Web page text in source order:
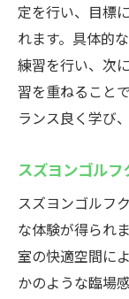
定を行い、目標
れます。具体的
練習を行い、次
習を重ねること
ランス良く学び
スズヨンゴル
スズヨンゴルフ
な体験が得られ
室の快適空間に
かのような臨場